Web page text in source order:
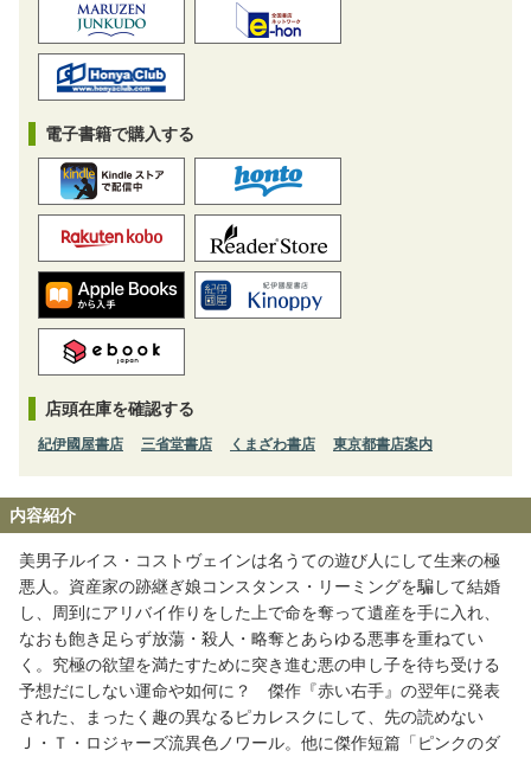
電子書籍で購入する
店頭在庫を確認する
紀伊國屋書店 三省堂書店 くまざわ書店 東京都書店案内
内容紹介
美男子ルイス・コストヴェインは名うての遊び人にして生来の極
悪人。資産家の跡継ぎ娘コンスタンス・リーミングを騙して結婚
し、周到にアリバイ作りをした上で命を奪って遺産を手に入れ、
なおも飽き足らず放蕩・殺人・略奪とあらゆる悪事を重ねてい
く。究極の欲望を満たすために突き進む悪の申し子を待ち受ける
予想だにしない運命や如何に？ 傑作『赤い右手』の翌年に発表
された、まったく趣の異なるピカレスクにして、先の読めない
Ｊ・Ｔ・ロジャーズ流異色ノワール。他に傑作短篇「ピンクのダ